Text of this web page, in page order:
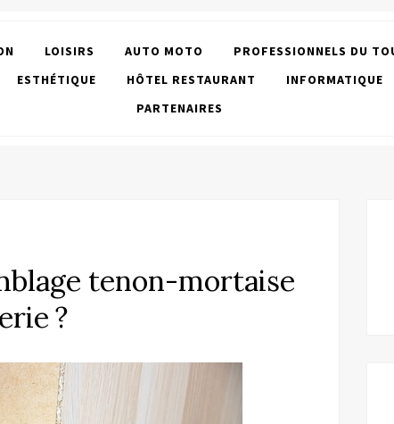
LOISIRS AUTO MOTO PROFESSIONNELS DU
ESTHÉTIQUE HÔTEL RESTAURANT INFORMATIQUE
PARTENAIRES
tenon-mortaise
?